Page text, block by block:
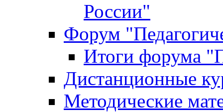
России"
Форум
Итоги форума
Дистанционные
Методические